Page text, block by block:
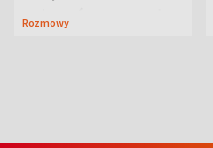
uwierzyć, co przeszła
Rozmowy